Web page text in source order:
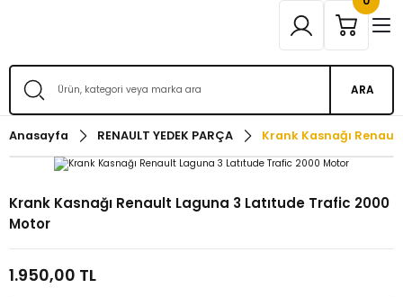
ARA
Anasayfa RENAULT YEDEK PARÇA Krank Kasnağı
Krank Kasnağı Renault Laguna 3 Latıtude Trafic 2000
Motor
1.950,00 TL